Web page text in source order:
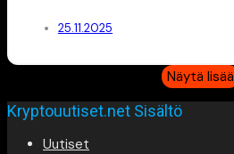
25.11.2025
Näytä lisää
Kryptouutiset.net Sisältö
Uutiset